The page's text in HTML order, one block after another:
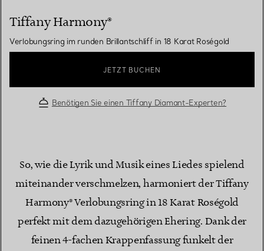
Tiffany Harmony®
Verlobungsring im runden Brillantschliff in 18 Karat Roségold
JETZT BUCHEN
Benötigen Sie einen Tiffany Diamant-Experten?
So, wie die Lyrik und Musik eines Liedes spielend
miteinander verschmelzen, harmoniert der Tiffany
Harmony® Verlobungsring in 18 Karat Roségold
perfekt mit dem dazugehörigen Ehering. Dank der
feinen 4-fachen Krappenfassung funkelt der